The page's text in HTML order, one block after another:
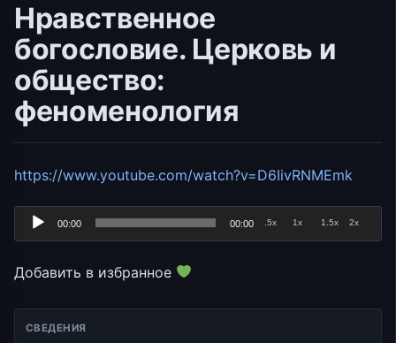
Нравственное
богословие. Церковь и
общество:
феноменология
https://www.youtube.com/watch?v=D6IivRNMEmk
00:00 00:00 .5x 1x 1.5x 2x
Добавить в избранное
СВЕДЕНИЯ